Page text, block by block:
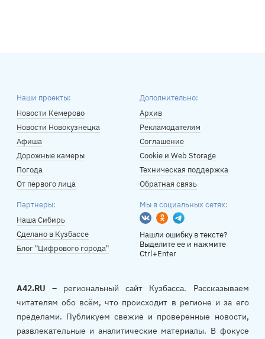
Наши проекты:
Новости Кемерово
Новости Новокузнецка
Афиша
Дорожные камеры
Погода
От первого лица
Дополнительно:
Архив
Рекламодателям
Соглашение
Cookie и Web Storage
Техническая поддержка
Обратная связь
Партнеры:
Наша Сибирь
Сделано в Кузбассе
Блог "Цифрового города"
Мы в социальных сетях:
Вконтакте
Одноклассники
Telegram
Нашли ошибку в тексте?
Выделите ее и нажмите
Ctrl+Enter
A42.RU – региональный сайт Кузбасса. Рассказываем
читателям обо всём, что происходит в регионе и за его
пределами. Публикуем свежие и проверенные новости,
развлекательные и аналитические материалы. В фокусе